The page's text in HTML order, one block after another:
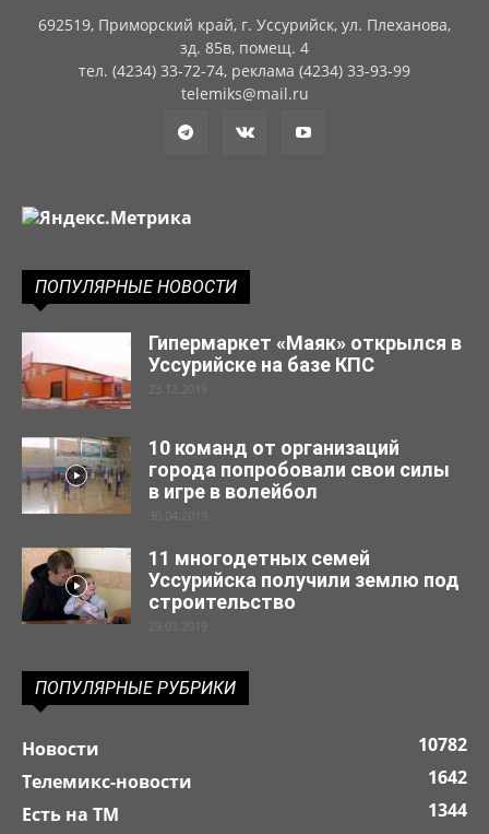
692519, Приморский край, г. Уссурийск, ул. Плеханова,
зд. 85в, помещ. 4
тел. (4234) 33-72-74, реклама (4234) 33-93-99
telemiks@mail.ru
ПОПУЛЯРНЫЕ НОВОСТИ
Гипермаркет «Маяк» открылся в
Уссурийске на базе КПС
23.12.2019
10 команд от организаций
города попробовали свои силы
в игре в волейбол
30.04.2019
11 многодетных семей
Уссурийска получили землю под
строительство
29.03.2019
ПОПУЛЯРНЫЕ РУБРИКИ
Новости
10782
Телемикс-новости
1642
Есть на ТМ
1344